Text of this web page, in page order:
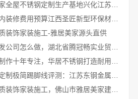
江苏东钢厂家全屋不锈钢定制生产基地兴化江苏东钢金属科技有限公司
本地好用室内装修费用预算江西圣匠新型环保材料有限公司
装饰家装施工-雅居美家源头直供
佛山禅城品质装饰家装施工，佛山市雅居美家建筑装饰工程有限公司